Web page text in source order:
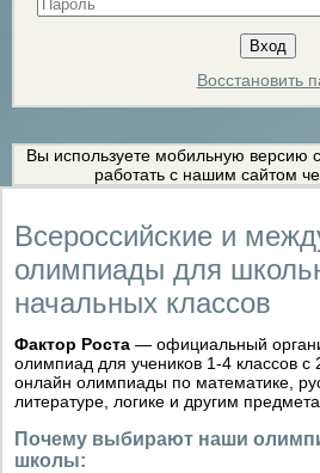
Восстановить
Вы используете мобильную версию
работать с нашим сайтом
Всероссийские и
олимпиады для
начальных классов
Фактор Роста — официальный
олимпиад для учеников 1-4 классов
онлайн олимпиады по математике,
литературе, логике и другим
Почему выбирают наши
школы: